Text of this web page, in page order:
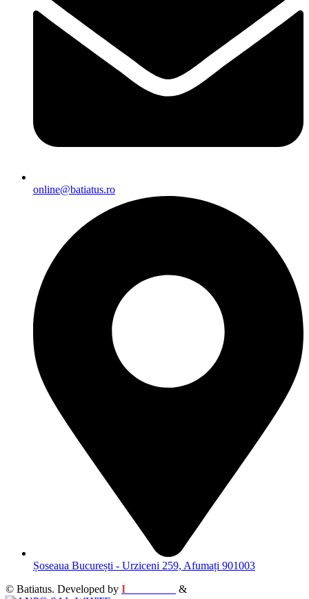
online@batiatus.ro
Șoseaua București - Urziceni 259, Afumați 901003
© Batiatus. Developed by I &